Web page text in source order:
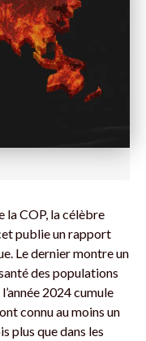
la COP, la célèbre
publie un rapport
Le dernier montre un
des populations
2024 cumule
connu au moins un
plus que dans les